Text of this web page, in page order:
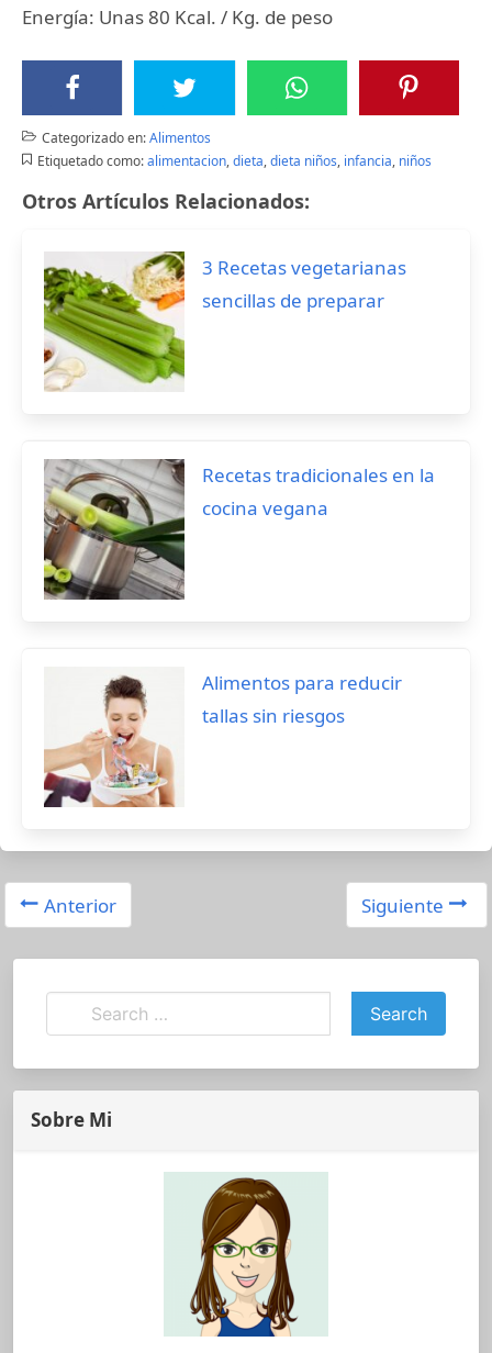
Energía: Unas 80 Kcal. / Kg. de peso
Categorizado en:Alimentos
Etiquetado como: alimentacion,dieta,dieta niños, infancia, niños
Otros Artículos Relacionados:
3 Recetas vegetarianas
sencillas de preparar
Recetas tradicionales en la
cocina vegana
Alimentos para reducir
tallas sin riesgos
Anterior Siguiente
Sobre Mi